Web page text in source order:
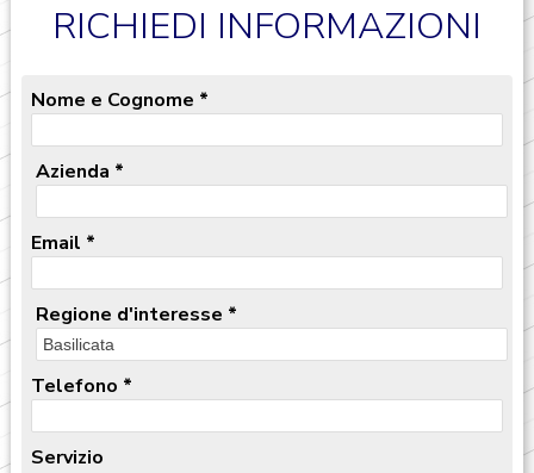
RICHIEDI INFORMAZIONI
Nome e Cognome *
Azienda *
Email *
Regione d'interesse *
Telefono *
Servizio